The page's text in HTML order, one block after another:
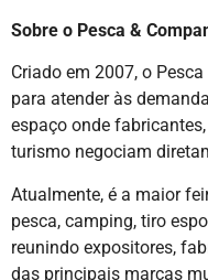
Sobre o Pesca &
Criado em 2007, o
para atender às
espaço onde
turismo negociam
Atualmente, é a maior
pesca, camping, tiro
reunindo expositores,
das principais marcas